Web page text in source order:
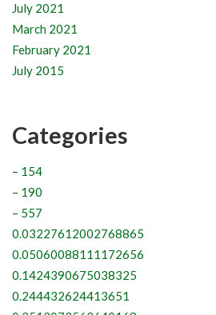
July 2021
March 2021
February 2021
July 2015
Categories
– 154
– 190
– 557
0.03227612002768865
0.05060088111172656
0.1424390675038325
0.244432624413651